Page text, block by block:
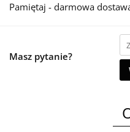
Pamiętaj - darmowa
Masz pytanie?